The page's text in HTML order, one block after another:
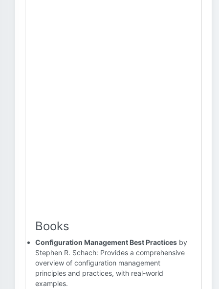
Books
Configuration Management Best Practices by
Stephen R. Schach: Provides a comprehensive
overview of configuration management
principles and practices, with real-world
examples.